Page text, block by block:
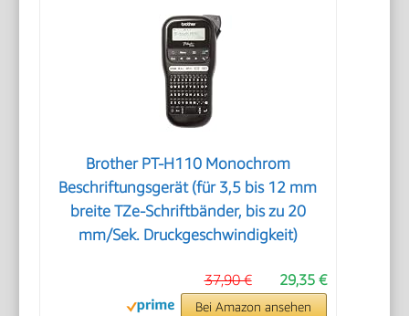
Brother PT-H110 Monochrom
Beschriftungsgerät (für 3,5 bis 12 mm
breite TZe-Schriftbänder, bis zu 20
mm/Sek. Druckgeschwindigkeit)
29,35 €
37,90 €
Bei Amazon ansehen